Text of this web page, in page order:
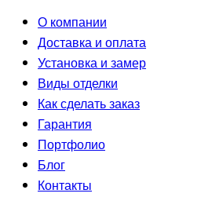
О компании
Доставка и оплата
Установка и замер
Виды отделки
Как сделать заказ
Гарантия
Портфолио
Блог
Контакты